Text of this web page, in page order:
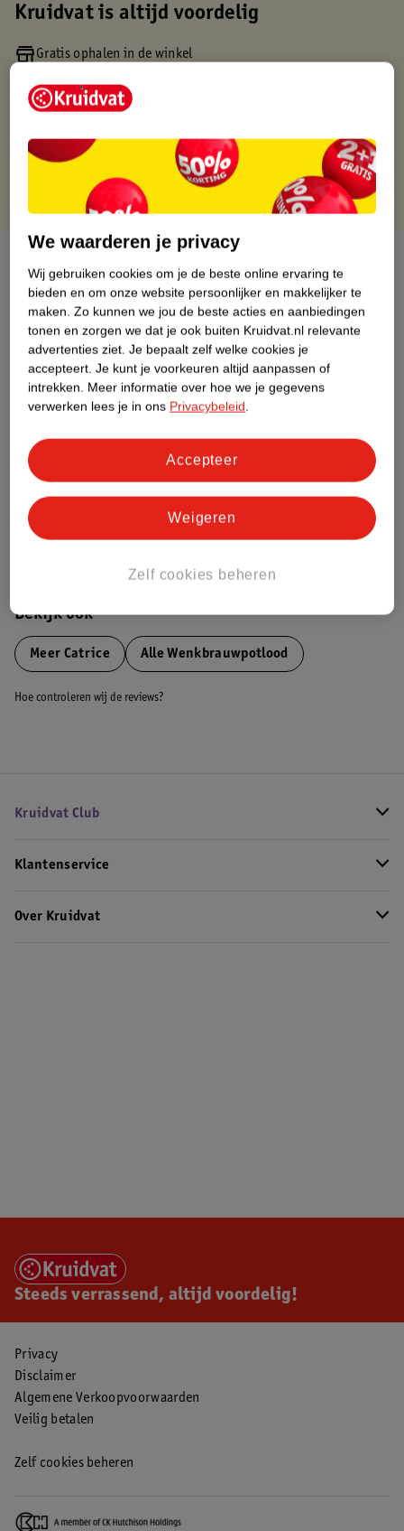
Kruidvat is altijd voordelig
Gratis ophalen in de winkel
Gratis thuisbezorgd vanaf 50.00
Gratis punten met je Kruidvat kaart
Productinformatie
Etiketinformatie
Nature Impact Score
Dit product heeft (nog) geen Nature
Impact Score.
Bekijk ook
Meer Catrice Alle Wenkbrauwpotlood
Hoe controleren wij de reviews?
Kruidvat Club
Klantenservice
Over Kruidvat
Steeds verrassend, altijd voordelig!
Privacy
Disclaimer
Algemene Verkoopvoorwaarden
Veilig betalen
Zelf cookies beheren
We waarderen je privacy
Wij gebruiken cookies om je de beste online ervaring te
bieden en om onze website persoonlijker en makkelijker te
maken. Zo kunnen we jou de beste acties en aanbiedingen
tonen en zorgen we dat je ook buiten Kruidvat.nl relevante
advertenties ziet. Je bepaalt zelf welke cookies je
accepteert. Je kunt je voorkeuren altijd aanpassen of
intrekken. Meer informatie over hoe we je gegevens
verwerken lees je in ons Privacybeleid.
Zelf cookies beheren
Weigeren
Accepteer